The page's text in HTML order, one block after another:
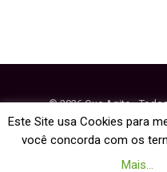
© 2026 Que Agito -
Este Site usa Cookies para
você concorda com os
Mais...